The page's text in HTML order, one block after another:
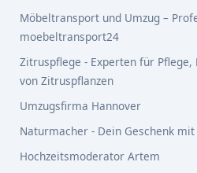
Möbeltransport und Umzug –
moebeltransport24
Zitruspflege - Experten für
von Zitruspflanzen
Umzugsfirma Hannover
Naturmacher - Dein Geschenk
Hochzeitsmoderator Artem